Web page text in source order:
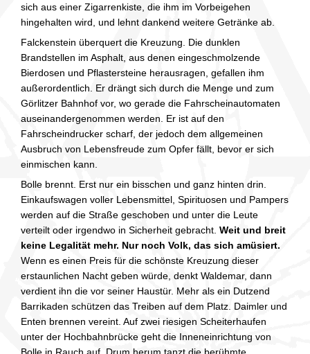
sich aus einer Zigarrenkiste, die ihm im Vorbeigehen
hingehalten wird, und lehnt dankend weitere Getränke ab.
Falckenstein überquert die Kreuzung. Die dunklen
Brandstellen im Asphalt, aus denen eingeschmolzende
Bierdosen und Pflastersteine herausragen, gefallen ihm
außerordentlich. Er drängt sich durch die Menge und zum
Görlitzer Bahnhof vor, wo gerade die Fahrscheinautomaten
auseinandergenommen werden. Er ist auf den
Fahrscheindrucker scharf, der jedoch dem allgemeinen
Ausbruch von Lebensfreude zum Opfer fällt, bevor er sich
einmischen kann.
Bolle brennt. Erst nur ein bisschen und ganz hinten drin.
Einkaufswagen voller Lebensmittel, Spirituosen und Pampers
werden auf die Straße geschoben und unter die Leute
verteilt oder irgendwo in Sicherheit gebracht. Weit und breit
keine Legalität mehr. Nur noch Volk, das sich amüsiert.
Wenn es einen Preis für die schönste Kreuzung dieser
erstaunlichen Nacht geben würde, denkt Waldemar, dann
verdient ihn die vor seiner Haustür. Mehr als ein Dutzend
Barrikaden schützen das Treiben auf dem Platz. Daimler und
Enten brennen vereint. Auf zwei riesigen Scheiterhaufen
unter der Hochbahnbrücke geht die Inneneinrichtung von